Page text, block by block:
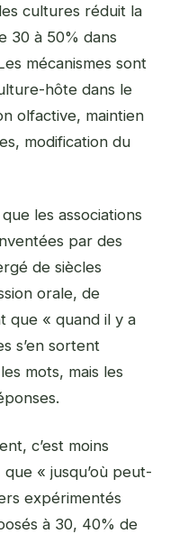
cultures réduit la
30 à 50% dans
mécanismes sont
hôte dans le
olfactive, maintien
modification du
les associations
par des
de siècles
orale, de
que « quand il y a
s’en sortent
mots, mais les
c’est moins
« jusqu’où peut-
expérimentés
à 30, 40% de